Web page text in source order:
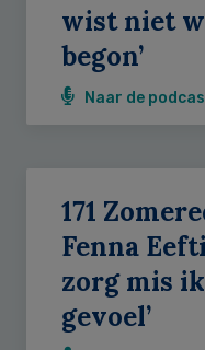
wist niet
begon’
Naar de
171
Fenna
zorg mis
gevoel’